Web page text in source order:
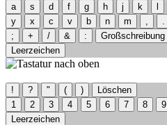
a
s d f g h j k
y
x c v b n m , .
;
+ / & :
Großschreibung
Leerzeichen
! ? " ( )
Löschen
1
2 3 4 5 6 7 8 9
Leerzeichen